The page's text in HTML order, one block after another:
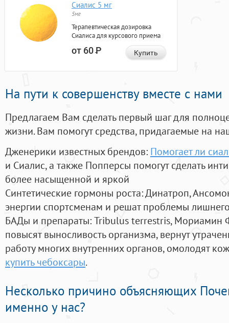
Сиалис 5 мг
5мг
Терапевтическая дозировка
Сиалиса для курсового приема
от 60Р Купить
На пути к совершенству вместе с нами
Предлагаем Вам сделать первый шаг для
жизни. Вам помогут средства, придагаемые на
Дженерики известных брендов: Помогает ли
и Сиалис, а также Попперсы помогут сделать
более насыщенной и яркой
Синтетические гормоны роста: Динатроп,
энергии спортсменам и решат проблемы
БАДы и препараты:Tribulus terrestris, Мориамин
повысят выносливость организма, вернут
работу многих внутренних органов, омолодят
купить чебоксары.
Несколько причино объясняющих
именно у нас?